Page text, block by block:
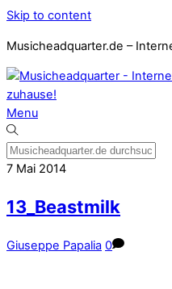
Skip to content
Musicheadquarter.de –
Menu
7 Mai 2014
13_Beastmilk
Giuseppe Papalia 0